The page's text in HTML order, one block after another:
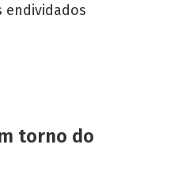
endividados
torno do